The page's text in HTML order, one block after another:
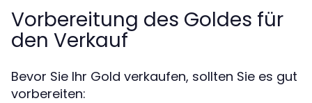
Vorbereitung des Goldes für
den Verkauf
Bevor Sie Ihr Gold verkaufen, sollten Sie es gut
vorbereiten: